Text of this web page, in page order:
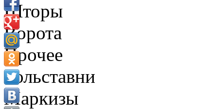
Шторы
Ворота
Прочее
Рольставни
Маркизы